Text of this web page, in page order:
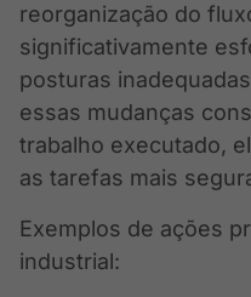
reorganização do
significativamente
posturas
essas mudanças
trabalho executado,
as tarefas mais
Exemplos de ações
industrial: